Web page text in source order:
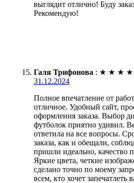
выглядит отлично! Буду
Рекомендую!
Галя Трифонова : ★ ★ ★ ★
31.12.2024
Полное впечатление от
отличное. Удобный сайт,
оформления заказа. Выбор
футболок приятно удивил.
ответила на все вопросы.
заказа, как и обещали,
пришли идеально, качество
Яркие цвета, четкие
сделано точно по моему
всем, кто хочет